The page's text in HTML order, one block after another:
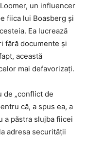
un influencer
fiica lui Boasberg şi
Ea lucrează
fără documente şi
această
mai defavorizaţi.
de „conflict de
că, a spus ea, a
a păstra slujba fiicei
adresa securităţii